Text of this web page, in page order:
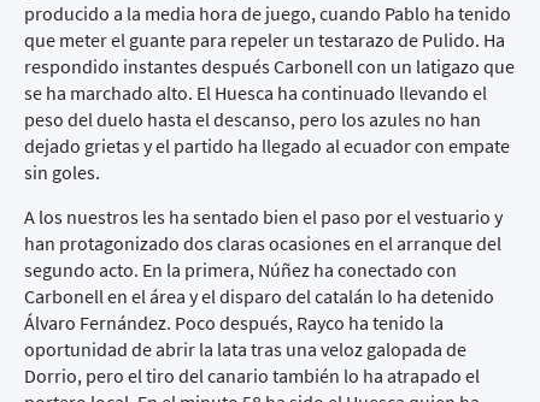
producido a la media hora de juego, cuando Pablo ha tenido
que meter el guante para repeler un testarazo de Pulido. Ha
respondido instantes después Carbonell con un latigazo que
se ha marchado alto. El Huesca ha continuado llevando el
peso del duelo hasta el descanso, pero los azules no han
dejado grietas y el partido ha llegado al ecuador con empate
sin goles.
A los nuestros les ha sentado bien el paso por el vestuario y
han protagonizado dos claras ocasiones en el arranque del
segundo acto. En la primera, Núñez ha conectado con
Carbonell en el área y el disparo del catalán lo ha detenido
Álvaro Fernández. Poco después, Rayco ha tenido la
oportunidad de abrir la lata tras una veloz galopada de
Dorrio, pero el tiro del canario también lo ha atrapado el